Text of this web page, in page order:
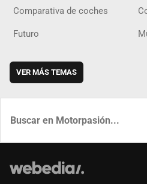
Comparativa de coches
Futuro
VER MÁS TEMAS